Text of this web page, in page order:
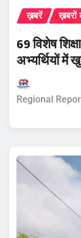
ख़बरें ख़बरों
69 विशेष
अभ्यर्थियों में
Regional